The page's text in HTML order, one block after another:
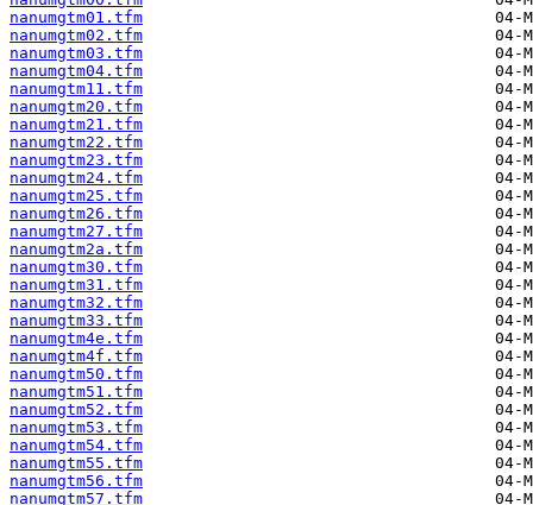
nanumgtm01.tfm
nanumgtm02.tfm
nanumgtm03.tfm
nanumgtm04.tfm
nanumgtm11.tfm
nanumgtm20.tfm
nanumgtm21.tfm
nanumgtm22.tfm
nanumgtm23.tfm
nanumgtm24.tfm
nanumgtm25.tfm
nanumgtm26.tfm
nanumgtm27.tfm
nanumgtm2a.tfm
nanumgtm30.tfm
nanumgtm31.tfm
nanumgtm32.tfm
nanumgtm33.tfm
nanumgtm4e.tfm
nanumgtm4f.tfm
nanumgtm50.tfm
nanumgtm51.tfm
nanumgtm52.tfm
nanumgtm53.tfm
nanumgtm54.tfm
nanumgtm55.tfm
nanumgtm56.tfm
nanumgtm57.tfm